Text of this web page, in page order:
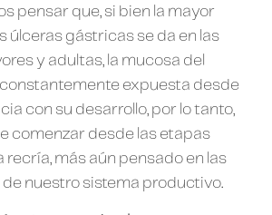
pensar que, si bien la mayor
úlceras gástricas se da en las
y adultas, la mucosa del
expuesta desde
con su desarrollo, por lo tanto,
comenzar desde las etapas
recría, más aún pensado en las
nuestro sistema productivo.